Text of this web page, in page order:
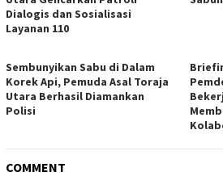
Dialogis dan Sosialisasi
Layanan 110
Sembunyikan Sabu di Dalam
Korek Api, Pemuda Asal Toraja
Utara Berhasil Diamankan
Polisi
COMMENT